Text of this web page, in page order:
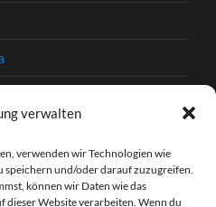
verwalten
verwenden wir Technologien wie
speichern und/oder darauf zuzugreifen.
können wir Daten wie das
dieser Website verarbeiten. Wenn du